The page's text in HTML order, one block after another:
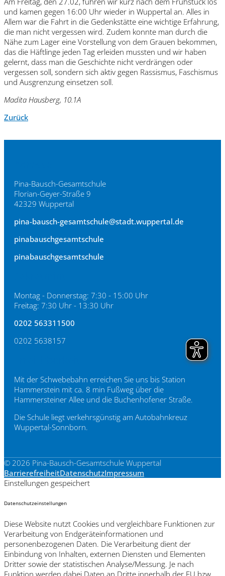
und kamen gegen 16:00 Uhr wieder in Wuppertal an. Alles in
Allem war die Fahrt in die Gedenkstätte eine wichtige Erfahrung,
die man nicht vergessen wird. Zudem konnte man durch die
Nähe zum Lager eine Vorstellung von dem Grauen bekommen,
das die Häftlinge jeden Tag erleiden mussten und wir haben
gelernt, dass man die Geschichte nicht verdrängen oder
vergessen soll, sondern sich aktiv gegen Rassismus, Faschismus
und Ausgrenzung einsetzen soll.
Madita Hausberg, 10.1A
Zurück
Pina-Bausch-Gesamtschule
Florian-Geyer-Straße 9
42329 Wuppertal
pina-bausch-gesamtschule@stadt.wuppertal.de
pinabauschgesamtschule
pinabauschgesamtschule
Montag - Donnerstag: 7:30 - 15:00 Uhr
Freitag: 7:30 Uhr - 13:30 Uhr
0202 563311500
0202 5638157
Mit der Schwebebahn erreichen Sie uns bis Station
Hammerstein mit ca. 8 min Fußweg über die
Hammersteiner Allee und die Buchenhofener Straße.
Die Schule liegt verkehrsgünstig am Autobahnkreuz
Wuppertal-Sonnborn.
© 2026 Pina-Bausch-Gesamtschule Wuppertal
BarrierefreiheitDatenschutzImpressum
Einstellungen gespeichert
Datenschutzeinstellungen
Diese Website nutzt Cookies und vergleichbare Funktionen zur
Verarbeitung von Endgeräteinformationen und
personenbezogenen Daten. Die Verarbeitung dient der
Einbindung von Inhalten, externen Diensten und Elementen
Dritter sowie der statistischen Analyse/Messung. Je nach
Funktion werden dabei Daten an Dritte innerhalb der EU bzw.